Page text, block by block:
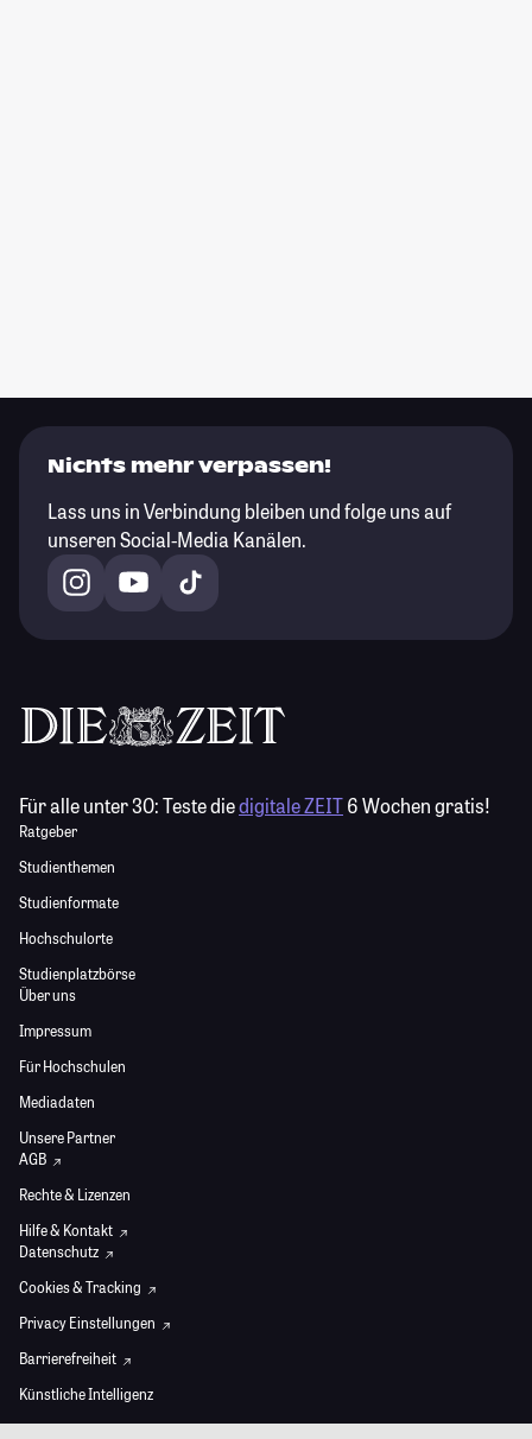
Nichts mehr verpassen!
Lass uns in Verbindung bleiben und folge uns auf
unseren Social-Media Kanälen.
Für alle unter 30:Teste diedigitale ZEIT6 Wochen gratis!
Ratgeber
Studienthemen
Studienformate
Hochschulorte
Studienplatzbörse
Über uns
Impressum
Für Hochschulen
Mediadaten
Unsere Partner
AGB
Rechte & Lizenzen
Hilfe & Kontakt
Datenschutz
Cookies & Tracking
Privacy Einstellungen
Barrierefreiheit
Künstliche Intelligenz